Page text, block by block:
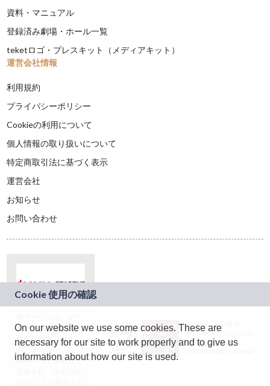
資料・マニュアル
登録済み劇場・ホール一覧
teketロゴ・プレスキット（メディアキット）
運営会社情報
利用規約
プライバシーポリシー
Cookieの利用について
個人情報の取り扱いについて
特定商取引法に基づく表示
運営会社
お知らせ
お問い合わせ
ドコモグループの新
規事業創出プログラ
ム「docomo
STARTUP」を通じて
JASRAC許諾番号：
9024936001Y45037
JASRAC許諾番号：
On our website we use some cookies. These are
necessary for our site to work properly and to give us
information about how our site is used.